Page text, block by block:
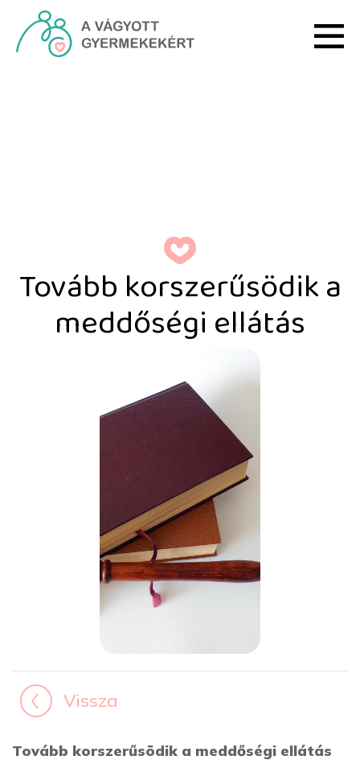
Ugrás a fő tartalomhoz
Tovább korszerűsödik a
meddőségi ellátás
Vissza
Tovább korszerűsödik a meddőségi ellátás